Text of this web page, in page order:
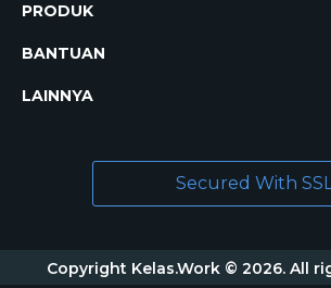
PRODUK
BANTUAN
LAINNYA
Secured With SSL
Copyright Kelas.Work © 2026. All